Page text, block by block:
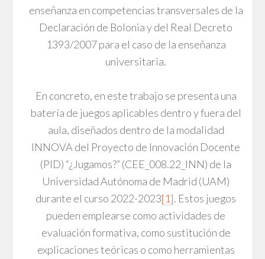
enseñanza en competencias transversales de la
Declaración de Bolonia y del Real Decreto
1393/2007 para el caso de la enseñanza
universitaria.
En concreto, en este trabajo se presenta una
batería de juegos aplicables dentro y fuera del
aula, diseñados dentro de la modalidad
INNOVA del Proyecto de Innovación Docente
(PID) “¿Jugamos?” (CEE_008.22_INN) de la
Universidad Autónoma de Madrid (UAM)
durante el curso 2022-2023[1]. Estos juegos
pueden emplearse como actividades de
evaluación formativa, como sustitución de
explicaciones teóricas o como herramientas